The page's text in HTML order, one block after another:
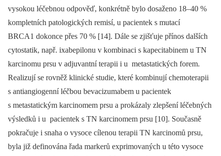
vysokou léčebnou odpověď, konkrétně bylo dosaženo 18–40 %
kompletních patologických remisí, u pacientek s mutací
BRCA1 dokonce přes 70 % [14]. Dále se zjišťuje přínos dalších
cytostatik, např. ixabepilonu v kombinaci s kapecitabinem u TN
karcinomu prsu v adjuvantní terapii i u metastatických forem.
Realizují se rovněž klinické studie, které kombinují chemoterapii
s antiangiogenní léčbou bevacizumabem u pacientek
s metastatickým karcinomem prsu a prokázaly zlepšení léčebných
výsledků i u pacientek s TN karcinomem prsu [10]. Současně
pokračuje i snaha o vysoce cílenou terapii TN karcinomů prsu,
byla již definována řada markerů exprimovaných u této vysoce